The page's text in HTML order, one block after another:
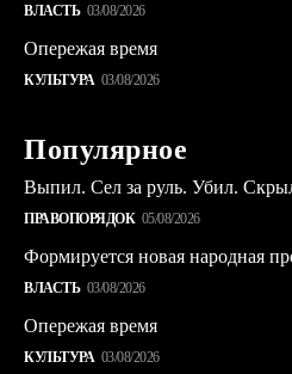
ВЛАСТЬ 03/08/2026
Опережая время
КУЛЬТУРА 03/08/2026
Популярное
Выпил. Сел за руль. Убил.
ПРАВОПОРЯДОК 05/08/2026
Формируется новая народная
ВЛАСТЬ 03/08/2026
Опережая время
КУЛЬТУРА 03/08/2026